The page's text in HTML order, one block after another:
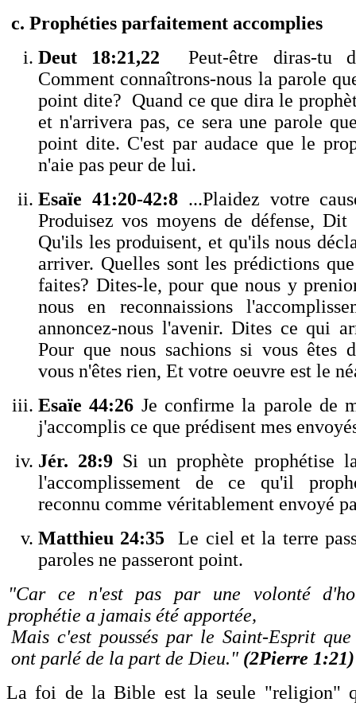
c. Prophéties parfaitement accomplies
Deut 18:21,22 Peut-être diras-tu
Comment connaîtrons-nous la parole
point dite? Quand ce que dira le
et n'arrivera pas, ce sera une parole
point dite. C'est par audace que le
n'aie pas peur de lui.
Esaïe 41:20-42:8...Plaidez votre
Produisez vos moyens de défense,
Qu'ils les produisent, et qu'ils nous
arriver. Quelles sont les prédictions
faites? Dites-le, pour que nous y
nous en reconnaissions
annoncez-nous l'avenir. Dites ce qui
Pour que nous sachions si vous êtes
vous n'êtes rien, Et votre oeuvre est le
Esaïe 44:26 Je confirme la parole de
j'accomplis ce que prédisent mes
Jér. 28:9 Si un prophète prophétise
l'accomplissement de ce qu'il
reconnu comme véritablement envoyé
Matthieu 24:35 Le ciel et la terre
paroles ne passeront point.
"Car ce n'est pas par une volonté
prophétie a jamais été apportée,
Mais c'est poussés par le Saint-Esprit que
ont parlé de la part de Dieu." (2Pierre 1:21)
La foi de la Bible est la seule "religion"